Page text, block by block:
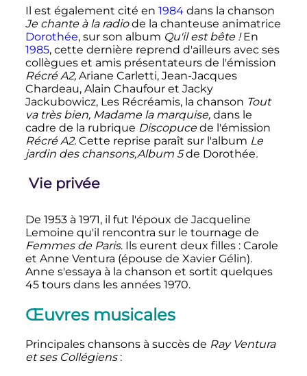
Il est également cité en 1984dans la chanson
Je chante à la radiode la chanteuse animatrice
Dorothée, sur son album Qu'il est bête !En
1985, cette dernière reprend d'ailleurs avec ses
collègues et amis présentateurs de l'émission
Récré A2,Ariane Carletti, Jean-Jacques
Chardeau, Alain Chaufour et Jacky
Jackubowicz, Les Récréamis, la chanson Tout
va très bien, Madame la marquise,dans le
cadre de la rubrique Discopucede l'émission
Récré A2.Cette reprise paraît sur l'album Le
jardin des chansons,Album 5de Dorothée.
Vie privée
De 1953 à 1971, il fut l'époux de Jacqueline
Lemoine qu'il rencontra sur le tournage de
Femmes de Paris. Ils eurent deux filles : Carole
et Anne Ventura (épouse de Xavier Gélin).
Anne s'essaya à la chanson et sortit quelques
45 tours dans les années 1970.
Œuvres musicales
Principales chansons à succès de Ray Ventura
et ses Collégiens :